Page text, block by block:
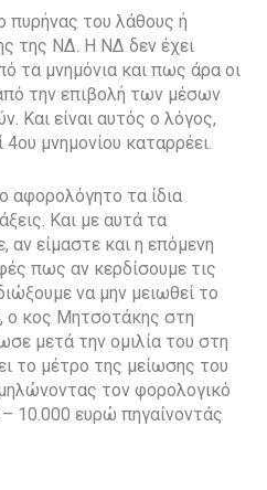
πυρήνας του λάθους ή
της ΝΔ. Η ΝΔ δεν έχει
τα μνημόνια και πως άρα οι
την επιβολή των μέσων
Και είναι αυτός ο λόγος,
μνημονίου καταρρέει.
αφορολόγητο τα ίδια
Και με αυτά τα
αν είμαστε και η επόμενη
πως αν κερδίσουμε τις
να μην μειωθεί το
ο κος Μητσοτάκης στη
μετά την ομιλία του στη
το μέτρο της μείωσης του
τον φορολογικό
10.000 ευρώ πηγαίνοντάς